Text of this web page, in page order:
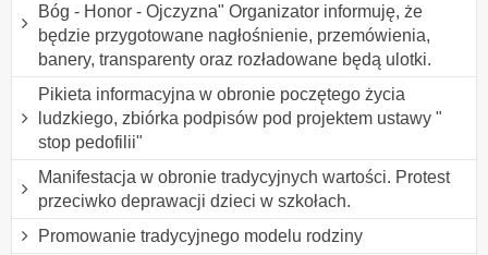
Bóg - Honor - Ojczyzna" Organizator informuję, że
będzie przygotowane nagłośnienie, przemówienia,
banery, transparenty oraz rozładowane będą ulotki.
Pikieta informacyjna w obronie poczętego życia
ludzkiego, zbiórka podpisów pod projektem ustawy "
stop pedofilii"
Manifestacja w obronie tradycyjnych wartości. Protest
przeciwko deprawacji dzieci w szkołach.
Promowanie tradycyjnego modelu rodziny